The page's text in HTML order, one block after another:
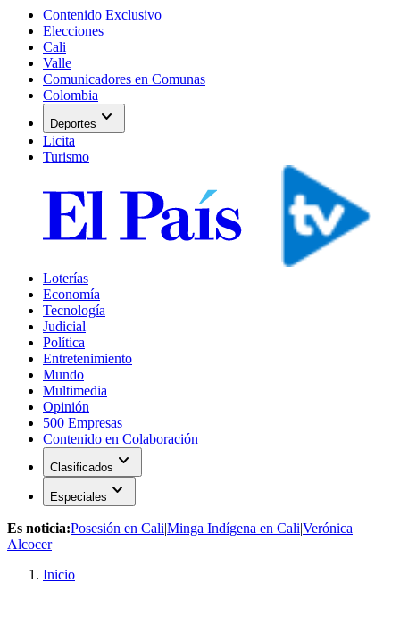
Contenido Exclusivo
Elecciones
Cali
Valle
Comunicadores en Comunas
Colombia
Deportes expand_more
Licita
Turismo
Loterías
Economía
Tecnología
Judicial
Política
Entretenimiento
Mundo
Multimedia
Opinión
500 Empresas
Contenido en Colaboración
Clasificados expand_more
Especiales expand_more
Es noticia:Posesión en Cali|Minga Indígena en Cali|Verónica
Alcocer
Inicio